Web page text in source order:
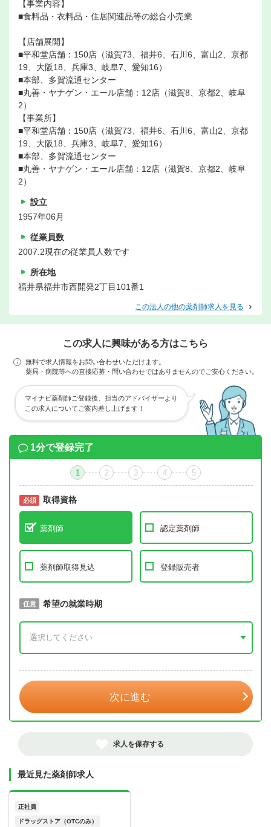
【事業内容】
■食料品・衣料品・住居関連品等の総合小売業
【店舗展開】
■平和堂店舗：150店（滋賀73、福井6、石川6、富山2、京都
19、大阪18、兵庫3、岐阜7、愛知16）
■本部、多賀流通センター
■丸善・ヤナゲン・エール店舗：12店（滋賀8、京都2、岐阜
2）
【事業所】
■平和堂店舗：150店（滋賀73、福井6、石川6、富山2、京都
19、大阪18、兵庫3、岐阜7、愛知16）
■本部、多賀流通センター
■丸善・ヤナゲン・エール店舗：12店（滋賀8、京都2、岐阜
2）
設立
1957年06月
従業員数
2007.2現在の従業員人数です
所在地
福井県福井市西開発2丁目101番1
この法人の他の薬剤師求人を見る
この求人に興味がある方はこちら
無料で求人情報をお問い合わせいただけます。
薬局・病院等への直接応募・問い合わせではありませんのでご安心ください。
マイナビ薬剤師ご登録後、担当のアドバイザーより
この求人についてご案内差し上げます！
1分で登録完了
1 2 3 4 5
必須 取得資格
薬剤師 認定薬剤師
薬剤師取得見込 登録販売者
必須 取得予定年
任意 希望の就業時期
次に進む
求人を保存する
最近見た薬剤師求人
正社員
ドラッグストア（OTCのみ）